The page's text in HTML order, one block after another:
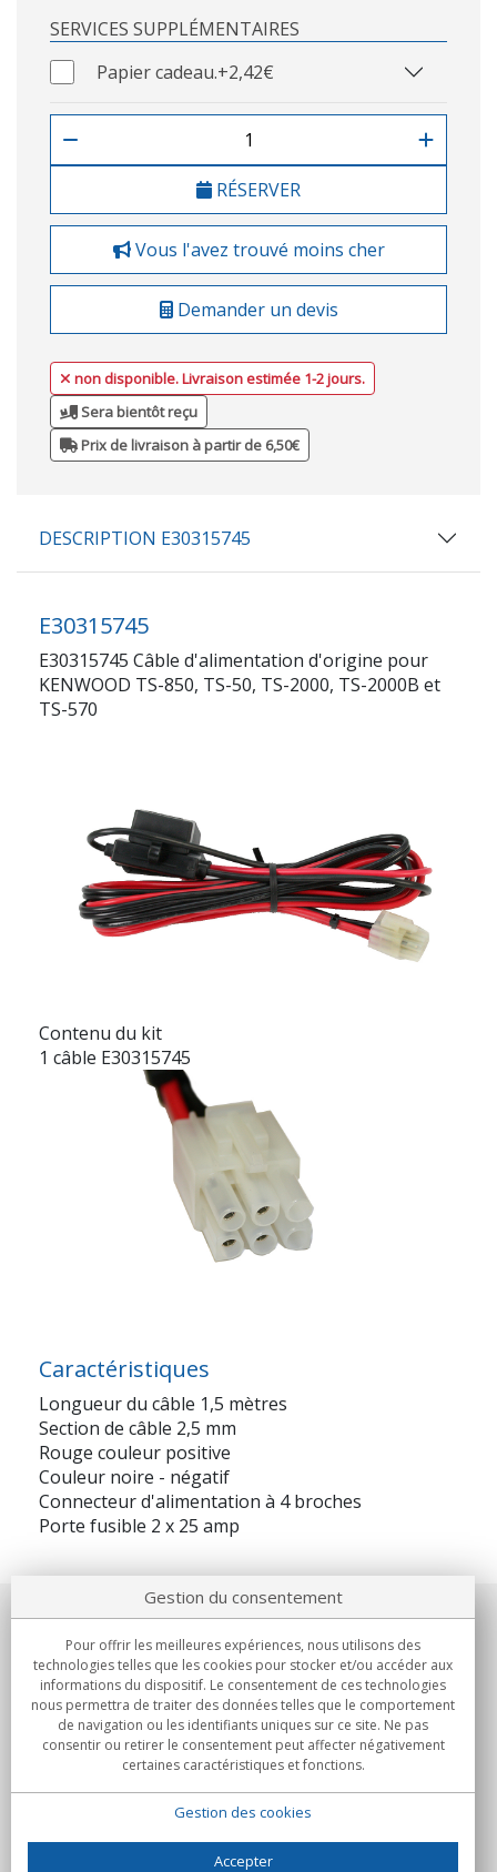
SERVICES SUPPLÉMENTAIRES
Papier cadeau.+2,42€
RÉSERVER
Vous l'avez trouvé moins cher
Demander un devis
non disponible. Livraison estimée 1-2 jours.
Sera bientôt reçu
Prix de livraison à partir de 6,50€
DESCRIPTION E30315745
E30315745
E30315745 Câble d'alimentation d'origine pour
KENWOOD TS-850, TS-50, TS-2000, TS-2000B et
TS-570
Contenu du kit
1 câble E30315745
Caractéristiques
Longueur du câble 1,5 mètres
Section de câble 2,5 mm
Rouge couleur positive
Couleur noire - négatif
Connecteur d'alimentation à 4 broches
Porte fusible 2 x 25 amp
Notre société
Engagements
Achats
Gestion du consentement
Pour offrir les meilleures expériences, nous utilisons des
technologies telles que les cookies pour stocker et/ou accéder aux
informations du dispositif. Le consentement de ces technologies
nous permettra de traiter des données telles que le comportement
de navigation ou les identifiants uniques sur ce site. Ne pas
consentir ou retirer le consentement peut affecter négativement
certaines caractéristiques et fonctions.
Gestion des cookies
Accepter